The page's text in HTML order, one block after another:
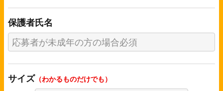
保護者氏名
サイズ（わかるものだけでも）